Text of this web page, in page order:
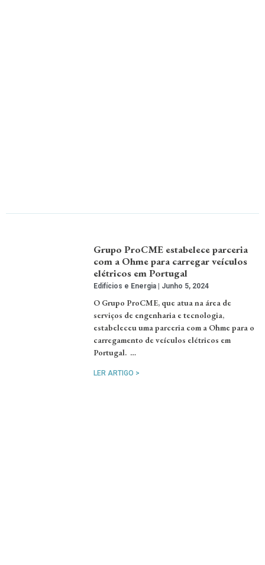
Grupo ProCME estabelece parceria
com a Ohme para carregar veículos
elétricos em Portugal
Edifícios e Energia Junho 5, 2024
O Grupo ProCME, que atua na área de
serviços de engenharia e tecnologia,
estabeleceu uma parceria com a Ohme para o
carregamento de veículos elétricos em
Portugal. …
LER ARTIGO >